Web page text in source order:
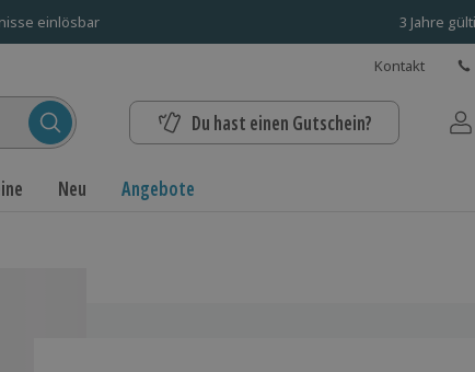
einlösbar 3 Jahre
Kontakt
Du hast einen Gutschein?
Neu Angebote